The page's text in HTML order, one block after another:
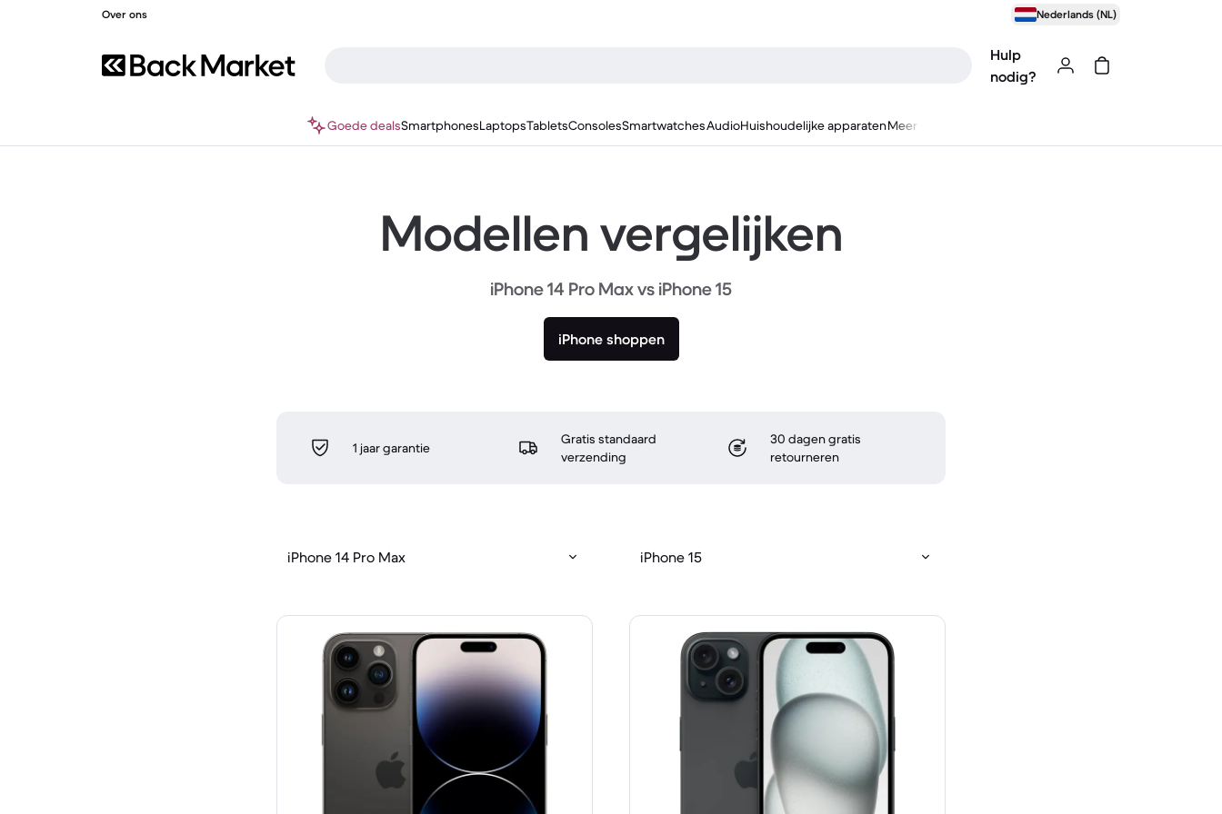
Over ons Nederlands (NL)
Hulp
nodig?
Goede dealsSmartphonesLaptopsTabletsConsolesSmartwatchesAudioHuishoudelijke apparatenMeer
Modellen vergelijken
iPhone 14 Pro Max vs iPhone 15
iPhone shoppen
1 jaar garantie
Gratis standaard
verzending
30 dagen gratis
retourneren
iPhone 14 Pro Max iPhone 15